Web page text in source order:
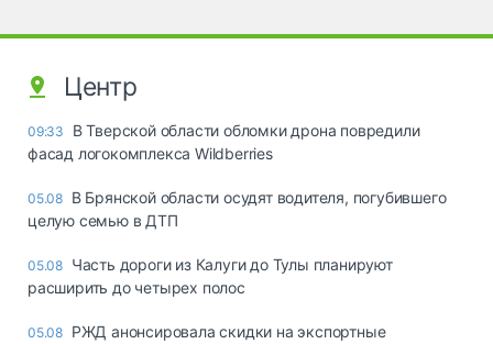
Центр
09:33
В Тверской области обломки дрона повредили
фасад логокомплекса Wildberries
05.08 В Брянской области осудят водителя, погубившего
целую семью в ДТП
05.08 Часть дороги из Калуги до Тулы планируют
расширить до четырех полос
05.08 РЖД анонсировала скидки на экспортные